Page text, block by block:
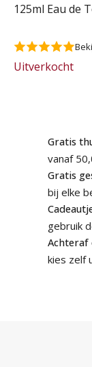
125ml Eau de
Uitverkocht
Gratis
vanaf
Gratis
bij elke
gebruik
Achteraf
kies zelf